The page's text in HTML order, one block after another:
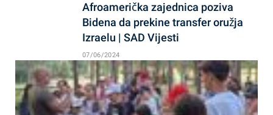
Afroamerička zajednica poziva
Bidena da prekine transfer oružja
Izraelu | SAD Vijesti
07/06/2024